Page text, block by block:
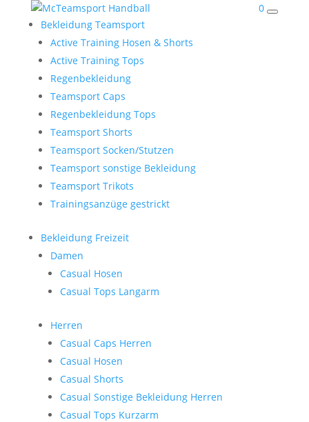
0
Bekleidung Teamsport
Active Training Hosen & Shorts
Active Training Tops
Regenbekleidung
Teamsport Caps
Regenbekleidung Tops
Teamsport Shorts
Teamsport Socken/Stutzen
Teamsport sonstige Bekleidung
Teamsport Trikots
Trainingsanzüge gestrickt
Bekleidung Freizeit
Damen
Casual Hosen
Casual Tops Langarm
Herren
Casual Caps Herren
Casual Hosen
Casual Shorts
Casual Sonstige Bekleidung Herren
Casual Tops Kurzarm